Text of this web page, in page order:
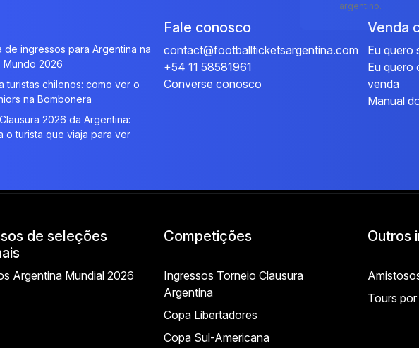
argentino.
de ingressos para Argentina na
Mundo 2026
turistas chilenos: como ver o
na Bombonera
2026 da Argentina:
o turista que viaja para ver
Fale conosco
contact@footballticketsargentina.com
+54 11 58581961
Converse conosco
Venda
Eu quero
Eu quero
venda
Manual
de seleções
Argentina Mundial 2026
Competições
Ingressos Torneio Clausura
Argentina
Copa Libertadores
Copa Sul-Americana
Outros
Tours